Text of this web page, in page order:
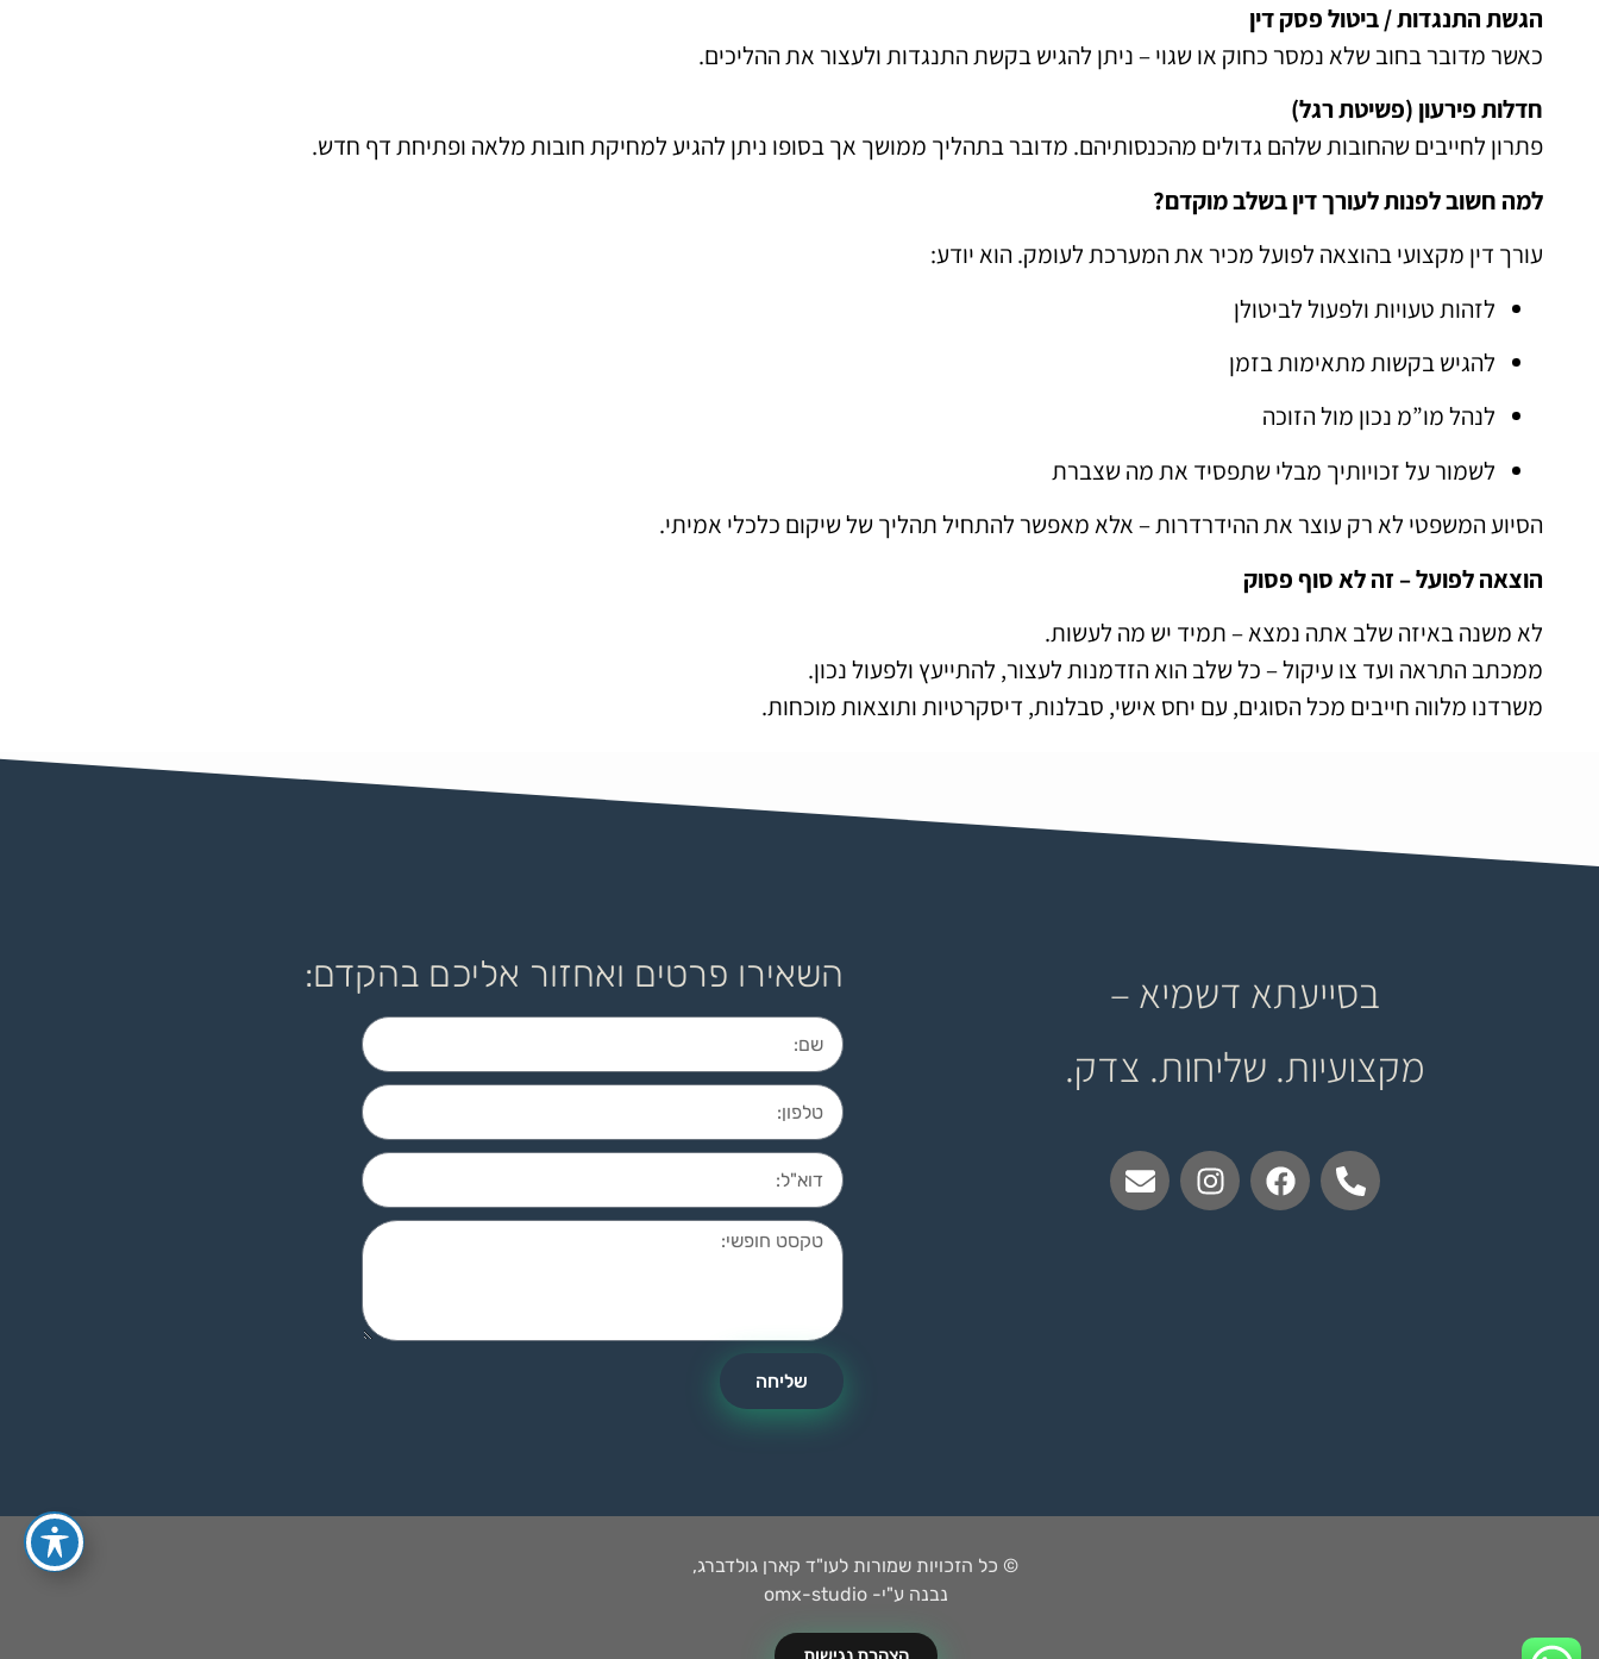
הגשת התנגדות / ביטול פסק דין
כאשר מדובר בחוב שלא נמסר כחוק או שגוי – ניתן להגיש בקשת התנגדות ולעצור את ההליכים.
חדלות פירעון (פשיטת רגל)
פתרון לחייבים שהחובות שלהם גדולים מהכנסותיהם. מדובר בתהליך ממושך אך בסופו ניתן להגיע למחיקת חובות מלאה ופתיחת דף חדש.
למה חשוב לפנות לעורך דין בשלב מוקדם?
עורך דין מקצועי בהוצאה לפועל מכיר את המערכת לעומק. הוא יודע:
לזהות טעויות ולפעול לביטולן
להגיש בקשות מתאימות בזמן
לנהל מו”מ נכון מול הזוכה
לשמור על זכויותיך מבלי שתפסיד את מה שצברת
הסיוע המשפטי לא רק עוצר את ההידרדרות – אלא מאפשר להתחיל תהליך של שיקום כלכלי אמיתי.
הוצאה לפועל – זה לא סוף פסוק
לא משנה באיזה שלב אתה נמצא – תמיד יש מה לעשות.
ממכתב התראה ועד צו עיקול – כל שלב הוא הזדמנות לעצור, להתייעץ ולפעול נכון.
משרדנו מלווה חייבים מכל הסוגים, עם יחס אישי, סבלנות, דיסקרטיות ותוצאות מוכחות.
בסייעתא דשמיא –
מקצועיות. שליחות. צדק.
השאירו פרטים ואחזור אליכם בהקדם:
שליחה
© כל הזכויות שמורות לעו"ד קארן גולדברג,
נבנה ע"י- omx-studio